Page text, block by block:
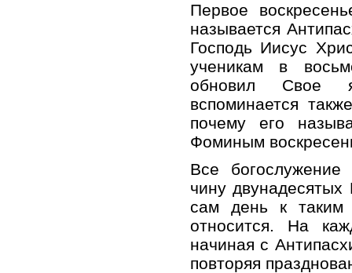
Первое
называется
Господь Иисус
ученикам в
обновил Свое
вспоминается
почему его
Фоминым
Все богослужение
чину двунадесятых
сам день к таким
относится. На
начиная с
повторяя